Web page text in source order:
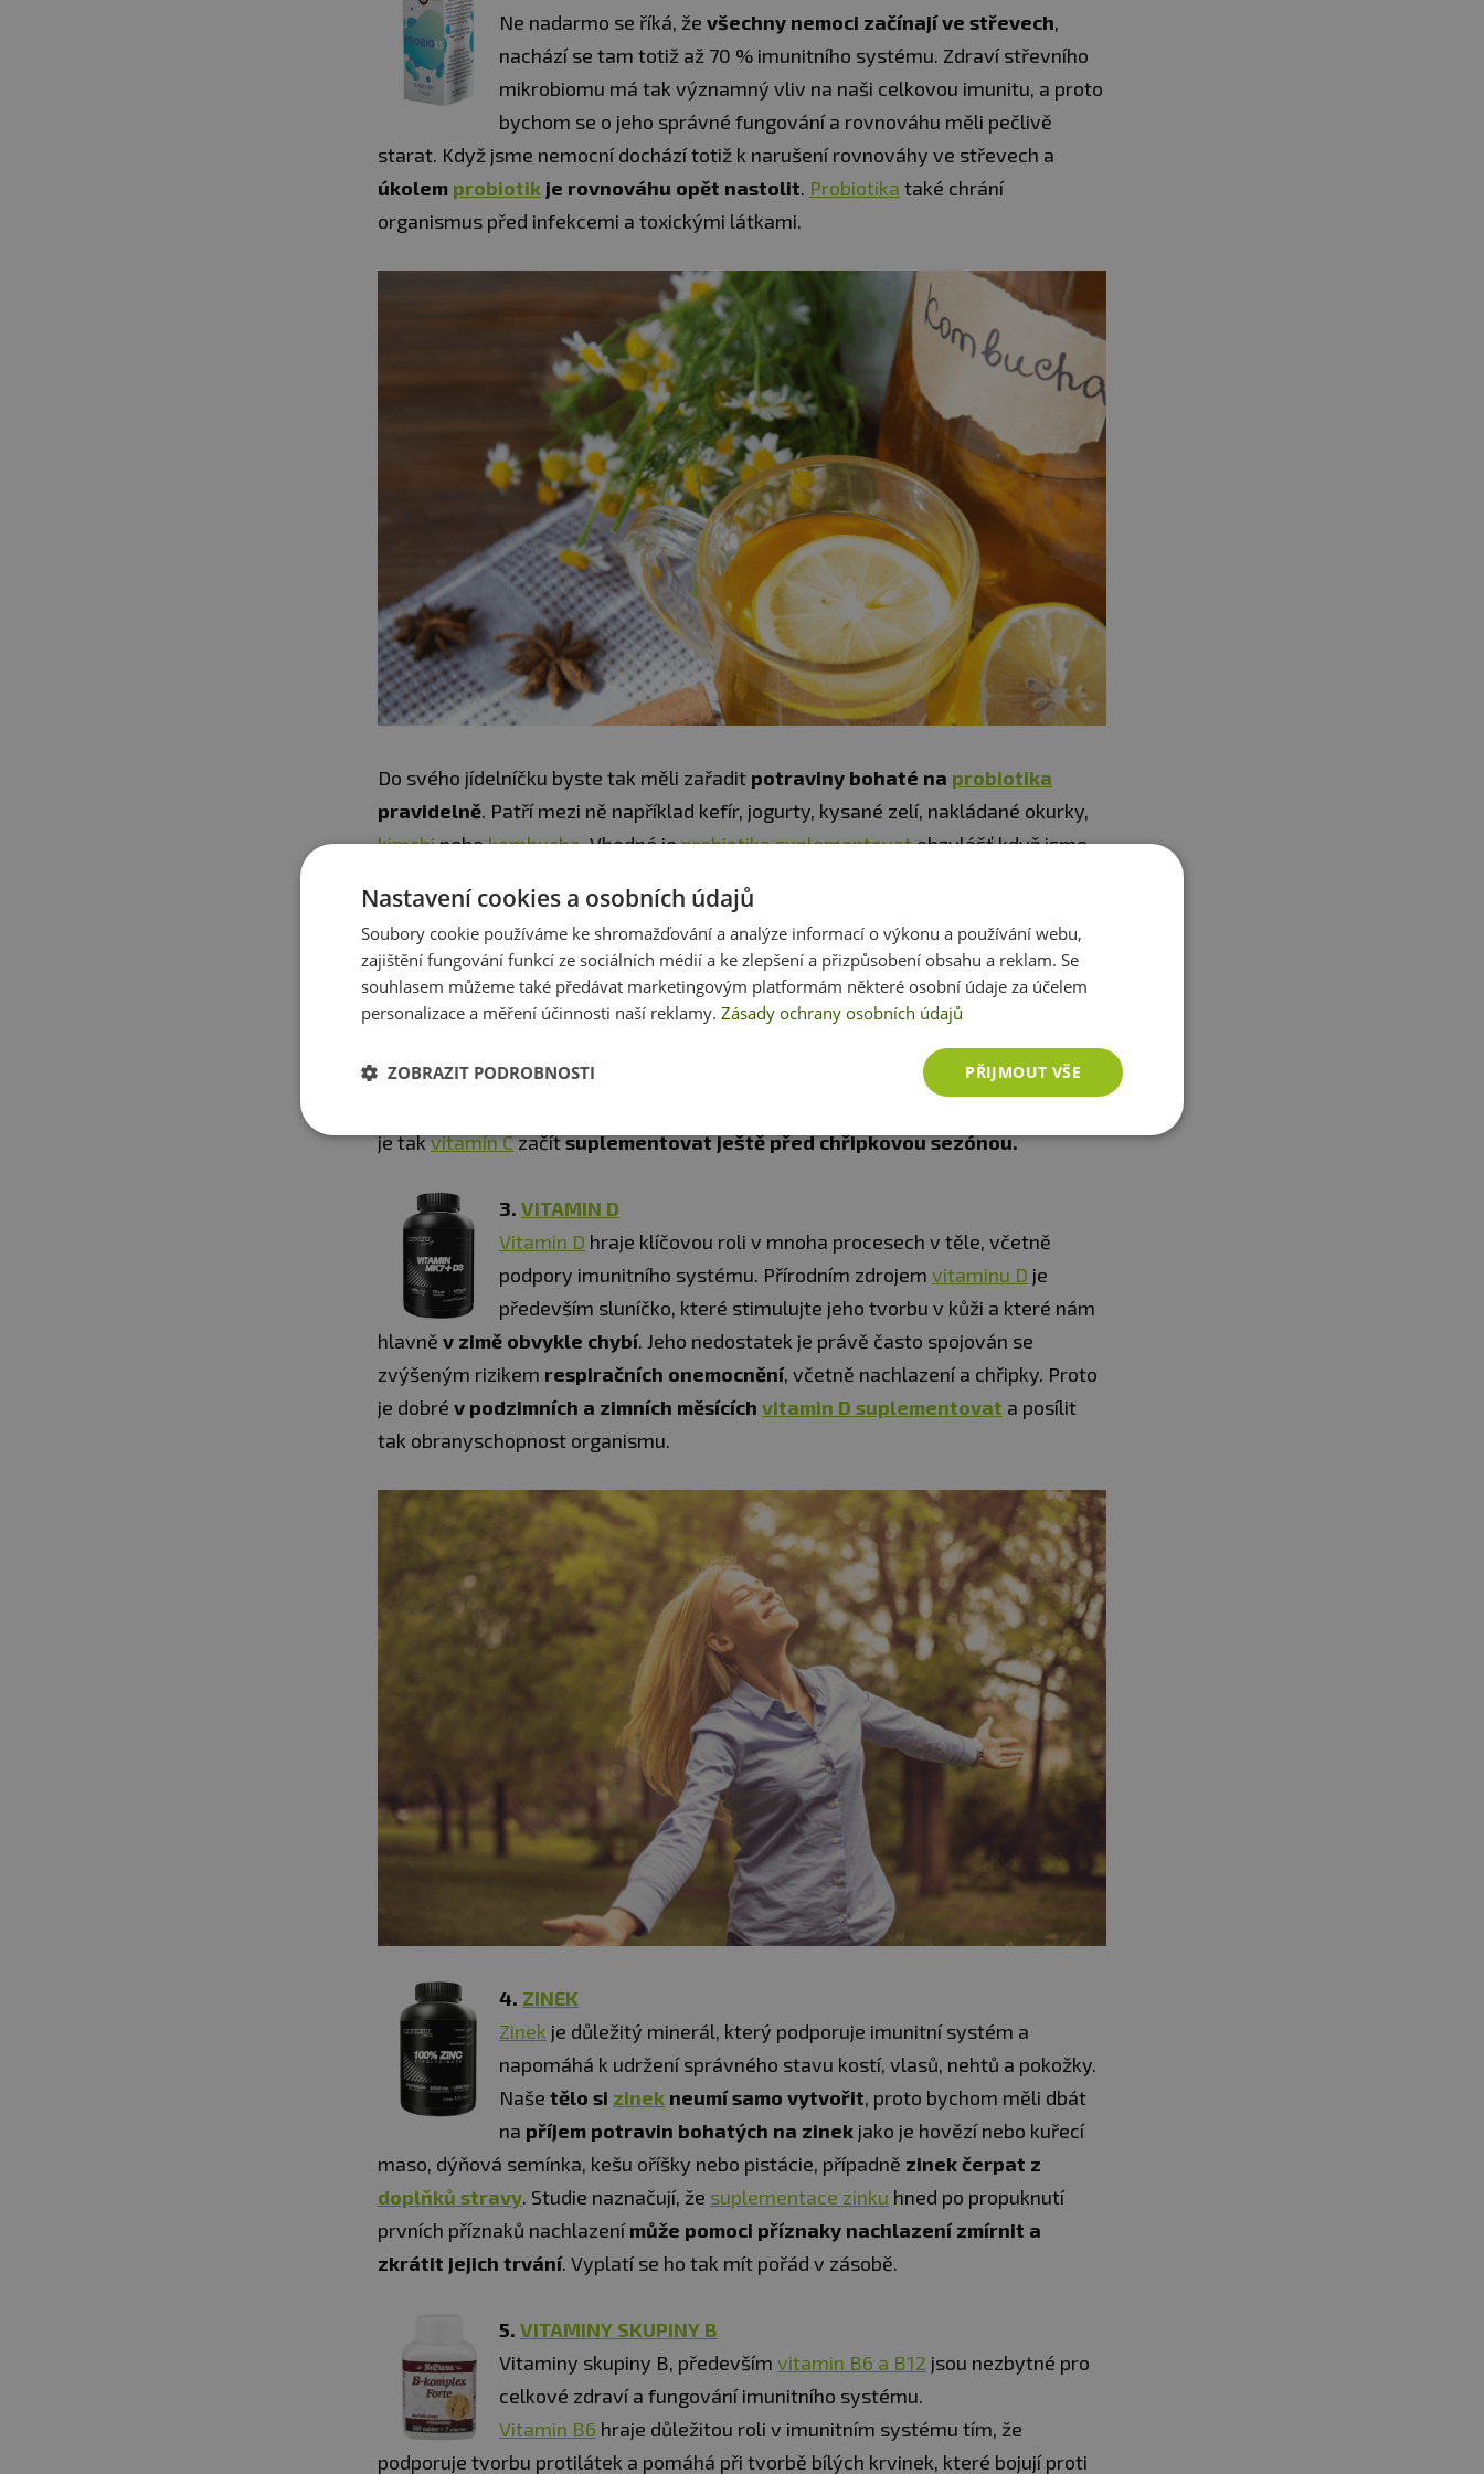
Ne nadarmo se říká, že všechny nemoci začínají ve střevech,
nachází se tam totiž až 70 % imunitního systému. Zdraví střevního
mikrobiomu má tak významný vliv na naši celkovou imunitu, a proto
bychom se o jeho správné fungování a rovnováhu měli pečlivě
starat. Když jsme nemocní dochází totiž k narušení rovnováhy ve střevech a
úkolem probiotik je rovnováhu opět nastolit. Probiotika také chrání
organismus před infekcemi a toxickými látkami.
Do svého jídelníčku byste tak měli zařadit potraviny bohaté na probiotika
pravidelně. Patří mezi ně například kefír, jogurty, kysané zelí, nakládané okurky,
kimchinebokombucha. Vhodné jeprobiotika suplementovatobzvlášť když jsme
2.VITAMIN C
Vitamin C je jedním z nejznámějších antioxidantů, který podporuje
imunitní systém a pomáhá v boji proti nachlazení a chřipce. Jeho
schopnost redukovat zánět a podporovat hojení tkání jej činí
důležitým doplňkem stravy. Studie ukázaly, že pravidelné užívání
je takvitamín Czačítsuplementovat ještě před chřipkovou sezónou.
3. VITAMIN D
Vitamin D hraje klíčovou roli v mnoha procesech v těle, včetně
podpory imunitního systému. Přírodním zdrojem vitaminu D je
především sluníčko, které stimulujte jeho tvorbu v kůži a které nám
hlavně v zimě obvykle chybí. Jeho nedostatek je právě často spojován se
zvýšeným rizikem respiračních onemocnění, včetně nachlazení a chřipky. Proto
je dobré v podzimních a zimních měsících vitamin D suplementovat a posílit
tak obranyschopnost organismu.
4. ZINEK
Zinek je důležitý minerál, který podporuje imunitní systém a
napomáhá k udržení správného stavu kostí, vlasů, nehtů a pokožky.
Naše tělo si zinek neumí samo vytvořit, proto bychom měli dbát
na příjem potravin bohatých na zinek jako je hovězí nebo kuřecí
maso, dýňová semínka, kešu oříšky nebo pistácie, případně zinek čerpat z
doplňků stravy. Studie naznačují, že suplementace zinku hned po propuknutí
prvních příznaků nachlazenímůže pomoci příznaky nachlazení zmírnit a
zkrátit jejich trvání. Vyplatí se ho tak mít pořád v zásobě.
5. VITAMINY SKUPINY B
Vitaminy skupiny B, především vitamin B6 a B12 jsou nezbytné pro
celkové zdraví a fungování imunitního systému.
Vitamin B6 hraje důležitou roli v imunitním systému tím, že
podporuje tvorbu protilátek a pomáhá při tvorbě bílých krvinek, které bojují proti
Nastavení cookies a osobních údajů
Soubory cookie používáme ke shromažďování a analýze informací o výkonu a používání webu,
zajištění fungování funkcí ze sociálních médií a ke zlepšení a přizpůsobení obsahu a reklam. Se
souhlasem můžeme také předávat marketingovým platformám některé osobní údaje za účelem
personalizace a měření účinnosti naší reklamy. Zásady ochrany osobních údajů
PŘIJMOUT VŠE
ZOBRAZIT PODROBNOSTI